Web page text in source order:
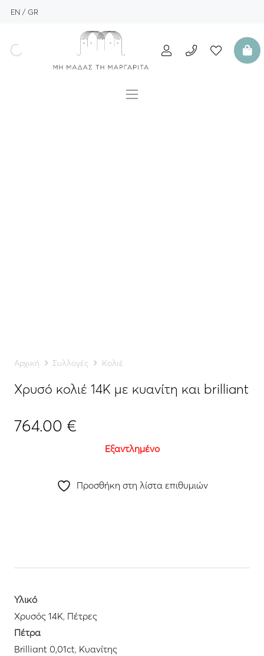
EN GR
Αρχική Συλλογές Κολιέ
Χρυσό κολιέ 14K με κυανίτη και brilliant
764.00 €
Εξαντλημένο
Προσθήκη στη λίστα επιθυμιών
Υλικό
Χρυσός 14K, Πέτρες
Πέτρα
Brilliant 0,01ct, Κυανίτης